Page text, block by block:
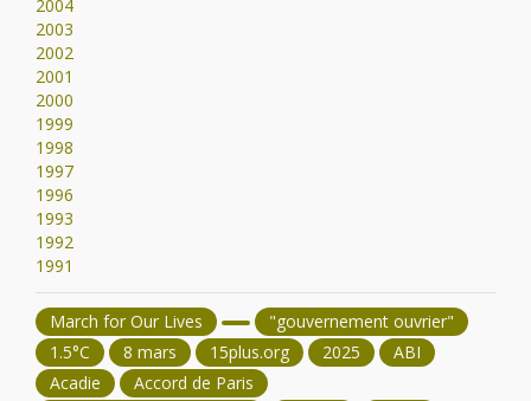
2004
2003
2002
2001
2000
1999
1998
1997
1996
1993
1992
1991
March for Our Lives
"gouvernement ouvrier"
1.5°C
8 mars 15plus.org 2025
ABI
Acadie
Accord de Paris